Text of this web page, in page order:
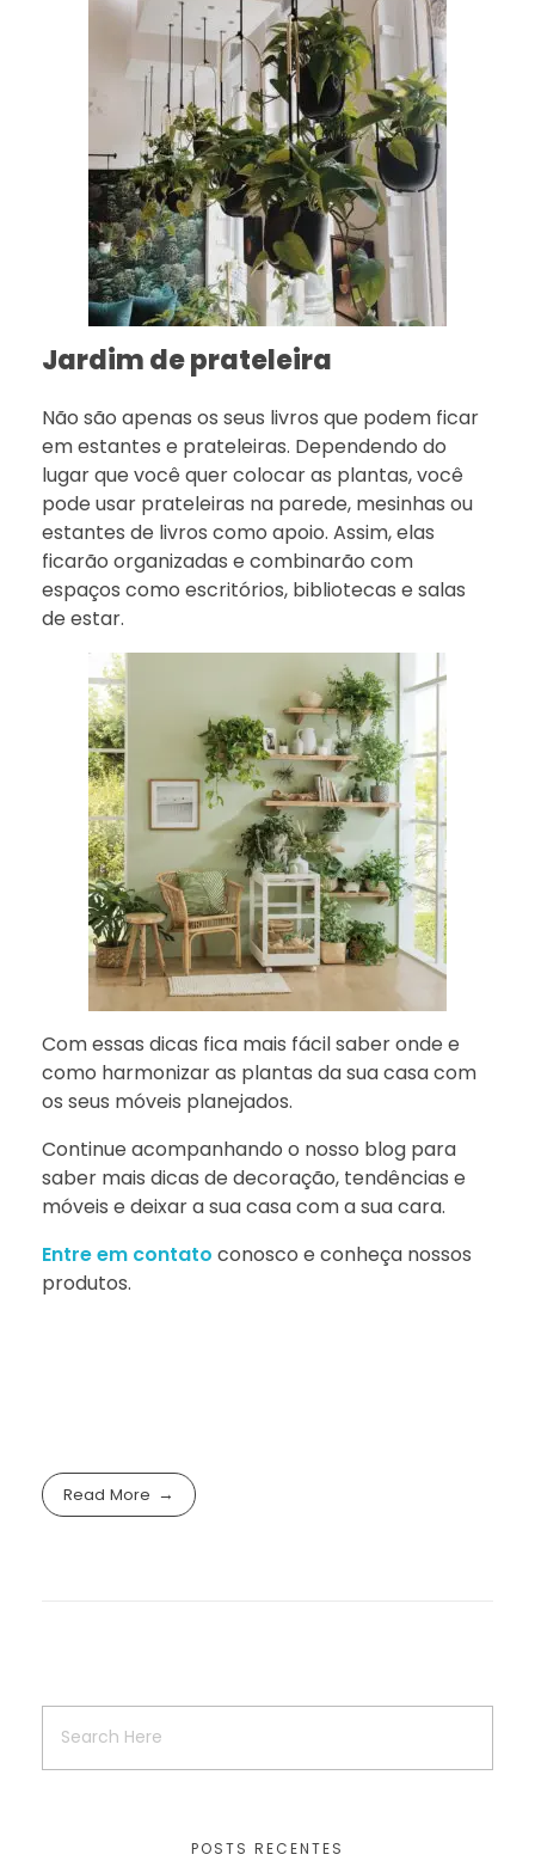
Jardim de prateleira
Não são apenas os seus livros que podem ficar
em estantes e prateleiras. Dependendo do
lugar que você quer colocar as plantas, você
pode usar prateleiras na parede, mesinhas ou
estantes de livros como apoio. Assim, elas
ficarão organizadas e combinarão com
espaços como escritórios, bibliotecas e salas
de estar.
Com essas dicas fica mais fácil saber onde e
como harmonizar as plantas da sua casa com
os seus móveis planejados.
Continue acompanhando o nosso blog para
saber mais dicas de decoração, tendências e
móveis e deixar a sua casa com a sua cara.
Entre em contato conosco e conheça nossos
produtos.
Read More
POSTS RECENTES